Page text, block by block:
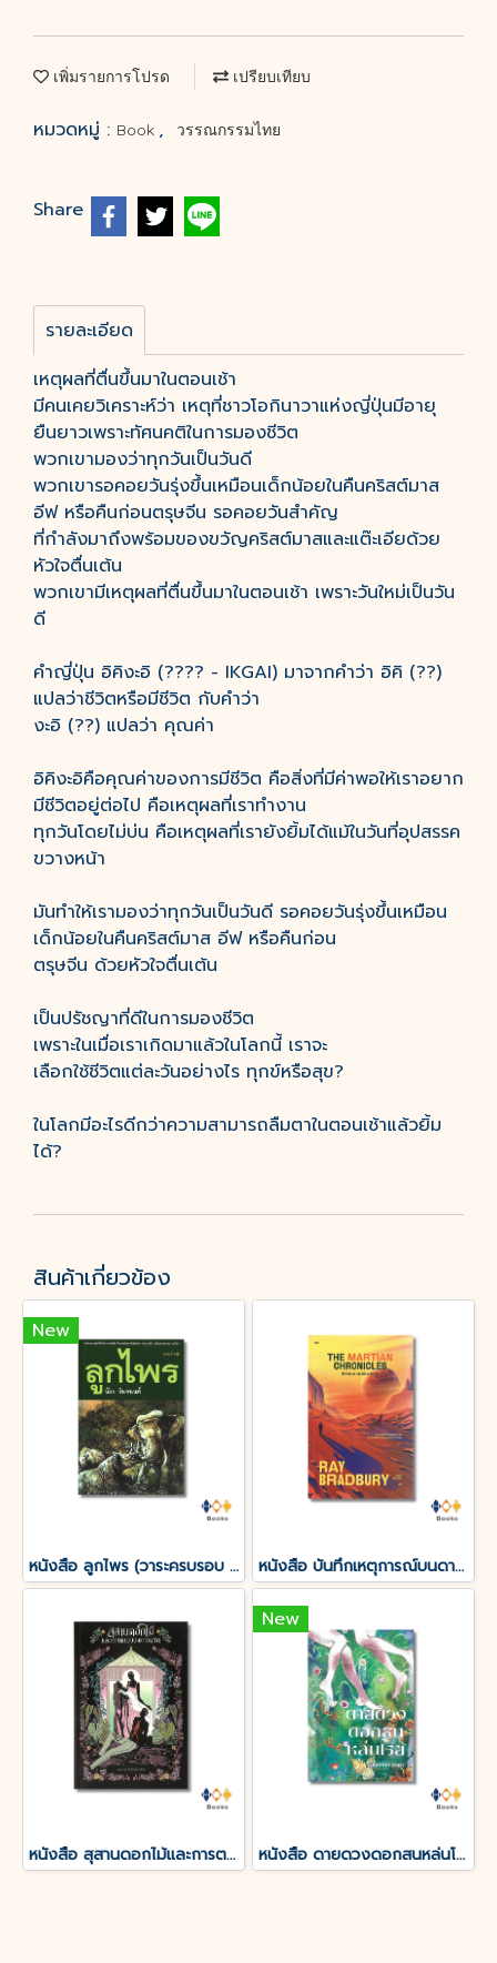
เพิ่มรายการโปรด เปรียบเทียบ
หมวดหมู่ : Book , วรรณกรรมไทย
Share
รายละเอียด
เหตุผลที่ตื่นขึ้นมาในตอนเช้า
มีคนเคยวิเคราะห์ว่า เหตุที่ชาวโอกินาวาแห่งญี่ปุ่นมีอายุ
ยืนยาวเพราะทัศนคติในการมองชีวิต
พวกเขามองว่าทุกวันเป็นวันดี
พวกเขารอคอยวันรุ่งขึ้นเหมือนเด็กน้อยในคืนคริสต์มาส
อีฟ หรือคืนก่อนตรุษจีน รอคอยวันสำคัญ
ที่กำลังมาถึงพร้อมของขวัญคริสต์มาสและแต๊ะเอียด้วย
หัวใจตื่นเต้น
พวกเขามีเหตุผลที่ตื่นขึ้นมาในตอนเช้า เพราะวันใหม่เป็นวัน
ดี
คำญี่ปุ่น อิคิงะอิ (???? - IKGAI) มาจากคำว่า อิคิ (??)
แปลว่าชีวิตหรือมีชีวิต กับคำว่า
งะอิ (??) แปลว่า คุณค่า
อิคิงะอิคือคุณค่าของการมีชีวิต คือสิ่งที่มีค่าพอให้เราอยาก
มีชีวิตอยู่ต่อไป คือเหตุผลที่เราทำงาน
ทุกวันโดยไม่บ่น คือเหตุผลที่เรายังยิ้มได้แม้ในวันที่อุปสรรค
ขวางหน้า
มันทำให้เรามองว่าทุกวันเป็นวันดี รอคอยวันรุ่งขึ้นเหมือน
เด็กน้อยในคืนคริสต์มาส อีฟ หรือคืนก่อน
ตรุษจีน ด้วยหัวใจตื่นเต้น
เป็นปรัชญาที่ดีในการมองชีวิต
เพราะในเมื่อเราเกิดมาแล้วในโลกนี้ เราจะ
เลือกใช้ชีวิตแต่ละวันอย่างไร ทุกข์หรือสุข?
ในโลกมีอะไรดีกว่าความสามารถลืมตาในตอนเช้าแล้วยิ้ม
ได้?
สินค้าเกี่ยวข้อง
New
หนังสือ ลูกไพร (วาระครบรอบ 120 ปีชาตกาลมาลัย ชูพินิจ) หนังสือ บันทึกเหตุการณ์บนดาวอังคาร THE MARTIAN CHRONICLES
หนังสือ สุสานดอกไม้และการตายของความรัก
New
หนังสือ ดายดวงดอกสนหล่นโรย